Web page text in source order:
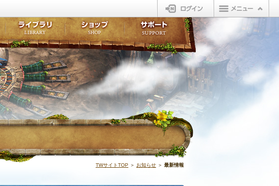
ログイン
テイルズウィーバー
TWサイトTOP ＞ お知らせ ＞ 最新情報
コミュニティ
コミュニティポイントライブラリ
LINEスタンプ
ショップ
販売アイテム
ビューティーショップ
オープンマーケットサポート
不具合対応状況
アンケート